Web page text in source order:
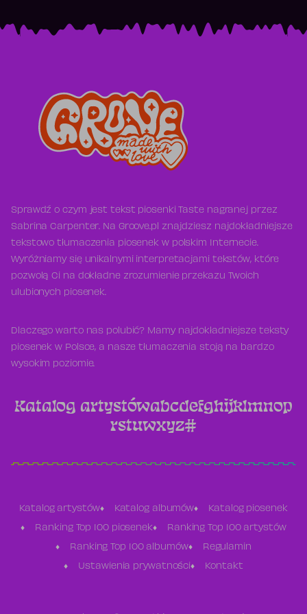
Sprawdź o czym jest tekst piosenki Taste nagranej przez
Sabrina Carpenter. Na Groove.pl znajdziesz najdokładniejsze
tekstowo tłumaczenia piosenek w polskim Internecie.
Wyróżniamy się unikalnymi interpretacjami tekstów, które
pozwolą Ci na dokładne zrozumienie przekazu Twoich
ulubionych piosenek.
Dlaczego warto nas polubić? Mamy najdokładniejsze teksty
piosenek w Polsce, a nasze tłumaczenia stoją na bardzo
wysokim poziomie.
Katalog artystówabcdefghijklmnop
rstuwxyz#
Katalog artystów Katalog albumów Katalog piosenek
Ranking Top 100 piosenek Ranking Top 100 artystów
Ranking Top 100 albumów Regulamin
Ustawienia prywatności Kontakt